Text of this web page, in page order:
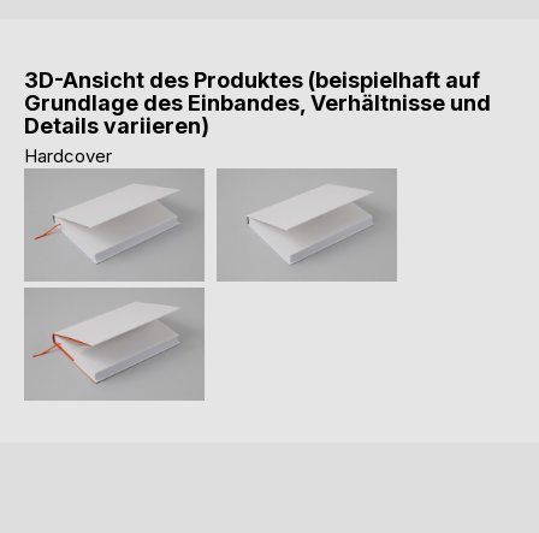
3D-Ansicht des Produktes (beispielhaft auf
Grundlage des Einbandes, Verhältnisse und
Details variieren)
Hardcover